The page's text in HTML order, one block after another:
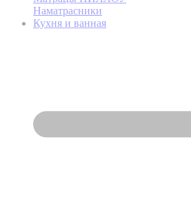
Наматрасники
Кухня и ванная